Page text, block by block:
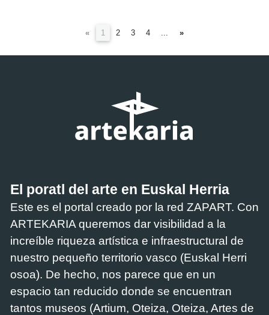
« 1 (current)
2 3 4 »
El poratl del arte en Euskal Herria
Este es el portal creado por la red ZAPART. Con
ARTEKARIA queremos dar visibilidad a la
increíble riqueza artística e infraestructural de
nuestro pequeño territorio vasco (Euskal Herri
osoa). De hecho, nos parece que en un
espacio tan reducido donde se encuentran
tantos museos (Artium, Oteiza, Oteiza, Artes de